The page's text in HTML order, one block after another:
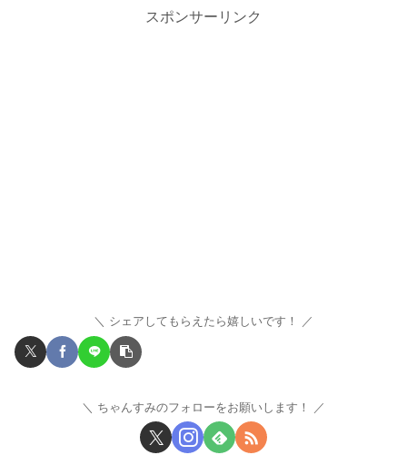
スポンサーリンク
シェアしてもらえたら嬉しいです！
ちゃんすみのフォローをお願いします！